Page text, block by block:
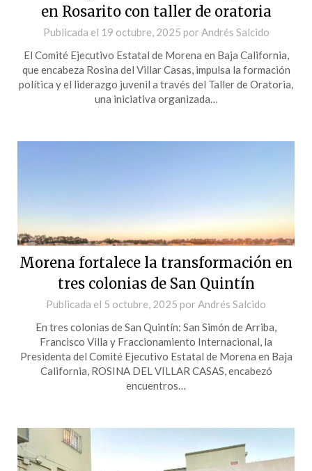
en Rosarito con taller de oratoria
Publicada el 19 octubre, 2025 por Andrés Salcido
El Comité Ejecutivo Estatal de Morena en Baja California,
que encabeza Rosina del Villar Casas, impulsa la formación
política y el liderazgo juvenil a través del Taller de Oratoria,
una iniciativa organizada…
Morena fortalece la transformación en
tres colonias de San Quintín
Publicada el 5 octubre, 2025 por Andrés Salcido
En tres colonias de San Quintín: San Simón de Arriba,
Francisco Villa y Fraccionamiento Internacional, la
Presidenta del Comité Ejecutivo Estatal de Morena en Baja
California, ROSINA DEL VILLAR CASAS, encabezó
encuentros…